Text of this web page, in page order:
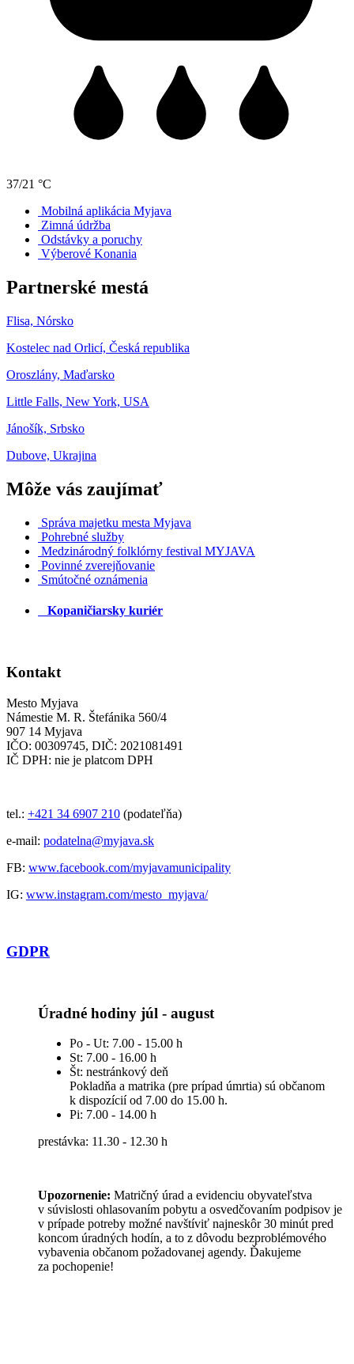
37/21 °C
Mobilná aplikácia Myjava
Zimná údržba
Odstávky a poruchy
Výberové Konania
Partnerské mestá
Flisa, Nórsko
Kostelec nad Orlicí, Česká republika
Oroszlány, Maďarsko
Little Falls, New York, USA
Jánošík, Srbsko
Dubove, Ukrajina
Môže vás zaujímať
Správa majetku mesta Myjava
Pohrebné služby
Medzinárodný folklórny festival MYJAVA
Povinné zverejňovanie
Smútočné oznámenia
Kopaničiarsky kuriér
Kontakt
Mesto Myjava
Námestie M. R. Štefánika 560/4
907 14 Myjava
IČO: 00309745, DIČ: 2021081491
IČ DPH: nie je platcom DPH
tel.: +421 34 6907 210 (podateľňa)
e-mail: podatelna@myjava.sk
FB: www.facebook.com/myjavamunicipality
IG: www.instagram.com/mesto_myjava/
GDPR
Úradné hodiny júl - august
Po - Ut: 7.00 - 15.00 h
St: 7.00 - 16.00 h
Št: nestránkový deň
Pokladňa a matrika (pre prípad úmrtia) sú občanom
k dispozícií od 7.00 do 15.00 h.
Pi: 7.00 - 14.00 h
prestávka: 11.30 - 12.30 h
Upozornenie: Matričný úrad a evidenciu obyvateľstva
v súvislosti ohlasovaním pobytu a osvedčovaním podpisov je
v prípade potreby možné navštíviť najneskôr 30 minút pred
koncom úradných hodín, a to z dôvodu bezproblémového
vybavenia občanom požadovanej agendy. Ďakujeme
za pochopenie!